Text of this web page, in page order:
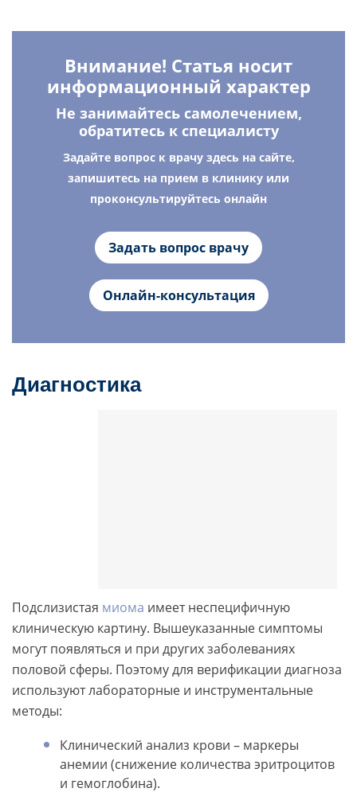
Внимание! Статья носит
информационный характер
Не занимайтесь самолечением,
обратитесь к специалисту
Задайте вопрос к врачу здесь на сайте,
запишитесь на прием в клинику или
проконсультируйтесь онлайн
Задать вопрос врачу
Онлайн-консультация
Диагностика
Подслизистая миома имеет неспецифичную
клиническую картину. Вышеуказанные симптомы
могут появляться и при других заболеваниях
половой сферы. Поэтому для верификации диагноза
используют лабораторные и инструментальные
методы:
Клинический анализ крови – маркеры
анемии (снижение количества эритроцитов
и гемоглобина).